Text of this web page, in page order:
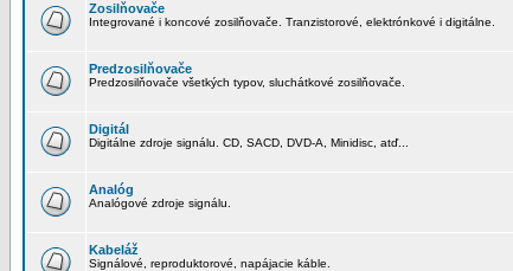
Zosilňovače
Integrované i koncové zosilňovače. Tranzistorové, elektrónkové i digitálne.
Predzosilňovače
Predzosilňovače všetkých typov, sluchátkové zosilňovače.
Digitál
Digitálne zdroje signálu. CD, SACD, DVD-A, Minidisc, atď...
Analóg
Analógové zdroje signálu.
Kabeláž
Signálové, reproduktorové, napájacie káble.